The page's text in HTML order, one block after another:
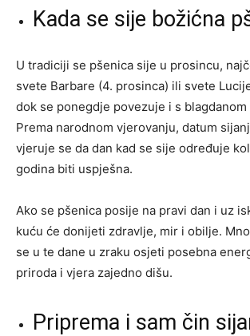
Kada se sije božićna
U tradiciji se pšenica sije u prosincu,
svete Barbare (4. prosinca) ili svete
dok se ponegdje povezuje i s
Prema narodnom vjerovanju, datum
vjeruje se da dan kad se sije određuje
godina biti uspješna.
Ako se pšenica posije na pravi dan i uz
kuću će donijeti zdravlje, mir i obilje.
se u te dane u zraku osjeti posebna
priroda i vjera zajedno dišu.
Priprema i sam čin